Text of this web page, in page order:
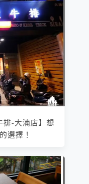
排-大湳店】想
選擇！